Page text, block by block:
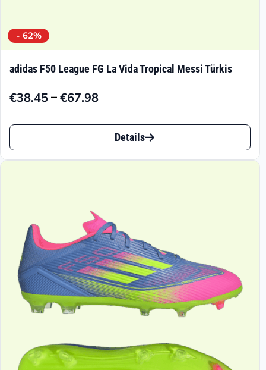
- 62%
adidas F50 League FG La Vida Tropical Messi Türkis
€38.45–€67.98
Preisspanne:
€38.45
€67.98
Dieses
Produkt
auf.
Die
Optionen
können
Produktseite
Details